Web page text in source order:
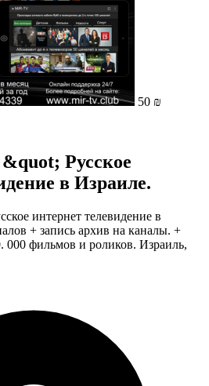
50 ₪
Русское
в Израиле.
интернет телевидение в
+ запись архив на каналы. +
000 фильмов и роликов. Израиль,